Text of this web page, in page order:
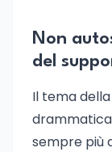
Non
del
Il tema della
sempre più